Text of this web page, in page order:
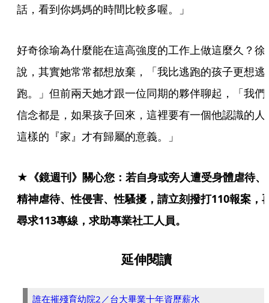
話，看到你媽媽的時間比較多喔。」
好奇徐瑜為什麼能在這高強度的工作上做這麼久？徐
說，其實她常常都想放棄，「我比逃跑的孩子更想逃
跑。」但前兩天她才跟一位同期的夥伴聊起，「我們
信念都是，如果孩子回來，這裡要有一個他認識的人
這樣的『家』才有歸屬的意義。」
★《鏡週刊》關心您：若自身或旁人遭受身體虐待、
精神虐待、性侵害、性騷擾，請立刻撥打110報案，
尋求113專線，求助專業社工人員。
延伸閱讀
誰在摧殘育幼院2／台大畢業十年資歷薪水